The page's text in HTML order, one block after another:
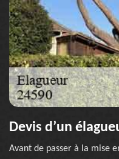
Devis d’un
Avant de passer à la mise